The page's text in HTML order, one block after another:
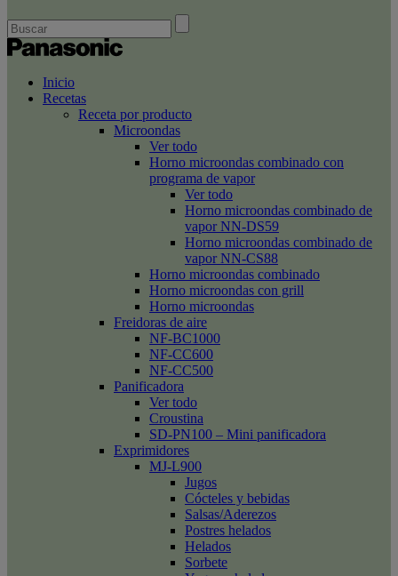
Inicio
Recetas
Receta por producto
Microondas
Ver todo
Horno microondas combinado con
programa de vapor
Ver todo
Horno microondas combinado de
vapor NN-DS59
Horno microondas combinado de
vapor NN-CS88
Horno microondas combinado
Horno microondas con grill
Horno microondas
Freidoras de aire
NF-BC1000
NF-CC600
NF-CC500
Panificadora
Ver todo
Croustina
SD-PN100 – Mini panificadora
Exprimidores
MJ-L900
Jugos
Cócteles y bebidas
Salsas/Aderezos
Postres helados
Helados
Sorbete